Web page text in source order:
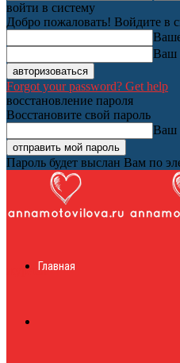
войти в систему
Добро пожаловать! Войдите в
Ваш
Forgot your password? Get help
восстановление пароля
Восстановите свой пароль
Ваш
Пароль будет выслан Вам по
журналГлавная